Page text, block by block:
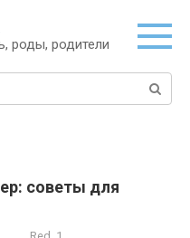
роды, родители
советы для